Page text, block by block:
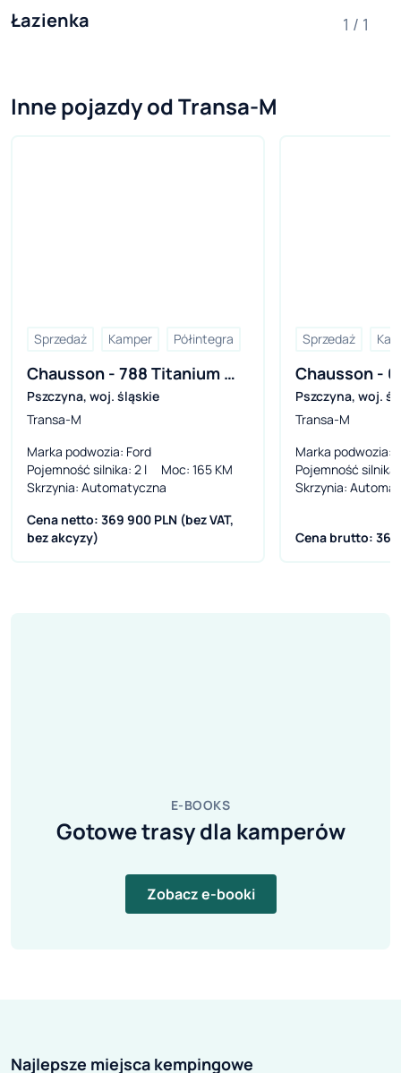
Łazienka 1 / 1
Inne pojazdy od Transa-M
Sprzedaż Kamper Półintegra
Chausson - 788 Titanium
Line Model 2026
Pszczyna, woj. śląskie
Transa-M
Marka podwozia: Ford
Pojemność silnika: 2 l Moc: 165 KM
Skrzynia: Automatyczna
Cena netto: 369 900 PLN (bez VAT,
bez akcyzy)
Sprzedaż
Chausson -
Line Model
Pszczyna, woj.
Transa-M
Marka podwozia:
Pojemność silnika
Skrzynia:
Cena brutto: 364
E-BOOKS
Gotowe trasy dla kamperów
Zobacz e-booki
Najlepsze miejsca kempingowe